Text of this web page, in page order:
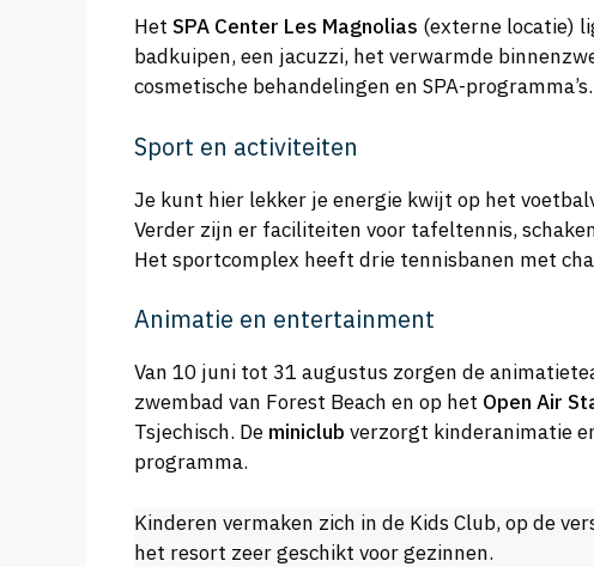
Het SPA Center Les Magnolias (externe locatie)
badkuipen, een jacuzzi, het verwarmde
cosmetische behandelingen en SPA-
Sport en activiteiten
Je kunt hier lekker je energie kwijt op het
Verder zijn er faciliteiten voor tafeltennis,
Het sportcomplex heeft drie tennisbanen met
Animatie en entertainment
Van 10 juni tot 31 augustus zorgen de
zwembad van Forest Beach en op het Open Air
Tsjechisch. De miniclub verzorgt kinderanimatie
programma.
Kinderen vermaken zich in de Kids Club, op de
het resort zeer geschikt voor gezinnen.